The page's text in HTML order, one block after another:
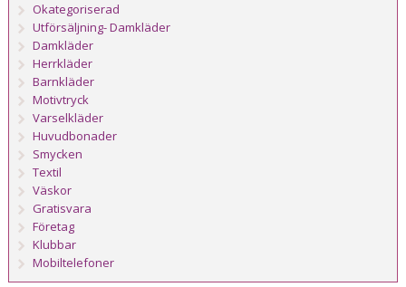
Okategoriserad
Utförsäljning- Damkläder
Damkläder
Herrkläder
Barnkläder
Motivtryck
Varselkläder
Huvudbonader
Smycken
Textil
Väskor
Gratisvara
Företag
Klubbar
Mobiltelefoner